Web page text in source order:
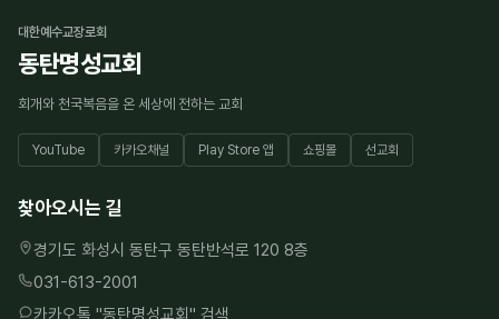
대한예수교장로회
동탄명성교회
회개와 천국복음을 온 세상에 전하는 교회
YouTube 카카오채널 Play Store 앱 쇼핑몰 선교회
찾아오시는 길
경기도 화성시 동탄구 동탄반석로 120 8층
031-613-2001
카카오톡 "동탄명성교회" 검색